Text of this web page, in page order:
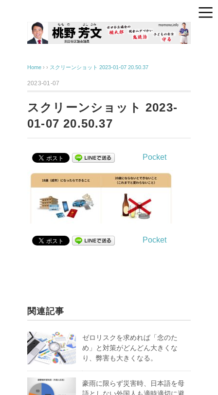
Home › › スクリーンショット 2023-01-07 20.50.37
2023-01-07
スクリーンショット 2023-
01-07 20.50.37
Pocket
Pocket
関連記事
ゼロリスクを求めれば「念のた
め」と対策がどんどん大きくな
り、弊害も大きくなる。
豪雨に限らず災害時、日本語を母